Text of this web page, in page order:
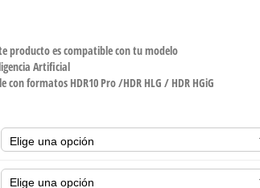
producto es compatible con tu modelo
Artificial
formatos HDR10 Pro /HDR HLG / HDR HGiG